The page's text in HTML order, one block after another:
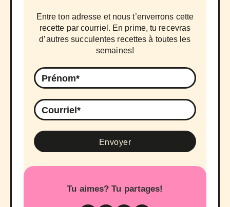
Entre ton adresse et nous t’enverrons cette
recette par courriel. En prime, tu recevras
d’autres succulentes recettes à toutes les
semaines!
Tu aimes? Tu partages!